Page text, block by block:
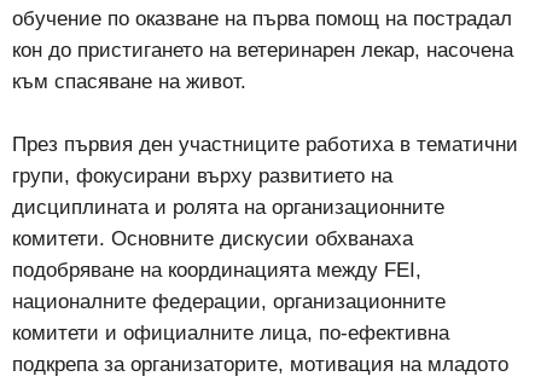
обучение по оказване на първа помощ на пострадал
кон до пристигането на ветеринарен лекар, насочена
към спасяване на живот.
През първия ден участниците работиха в тематични
групи, фокусирани върху развитието на
дисциплината и ролята на организационните
комитети. Основните дискусии обхванаха
подобряване на координацията между FEI,
националните федерации, организационните
комитети и официалните лица, по-ефективна
подкрепа за организаторите, мотивация на младото